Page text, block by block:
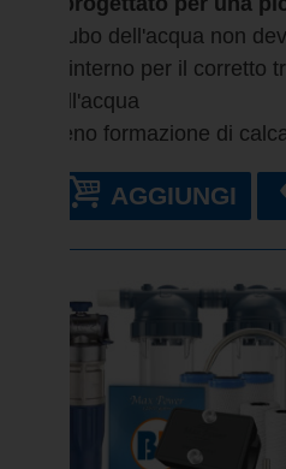
Il tubo dell'acqua non
all'interno per il corretto
dell'acqua
Meno formazione di
AGGIUNGI